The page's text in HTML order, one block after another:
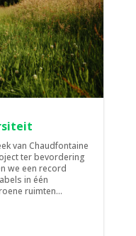
van Chaudfontaine
ter bevordering
we een record
in één
ruimten...